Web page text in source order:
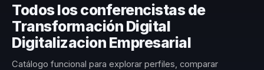
Todos los conferencistas de
Transformación Digital
Digitalizacion Empresarial
Catálogo funcional para explorar perfiles, comparar